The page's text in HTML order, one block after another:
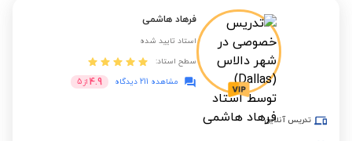
فرهاد هاشمی
استاد تایید شده
سطح استاد:
مشاهده 211 دیدگاه
4.9 از 5
تدریس آنلاین